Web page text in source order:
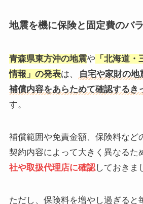
地震を機に保険と固定費のバ
青森県東方沖の地震や 「北海道
情報」の発表は、
自宅や家財の地
補償内容をあらためて確認するき
す。
補償範囲や免責金額、保険料など
契約内容によって大きく異なるた
社や取扱代理店に確認しておきま
ただし、保険料を増やし過ぎると